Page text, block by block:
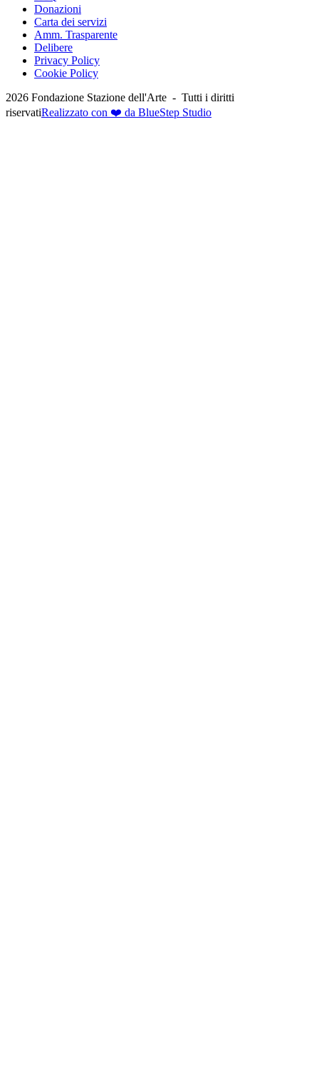
Donazioni
Carta dei servizi
Amm. Trasparente
Delibere
Privacy Policy
Cookie Policy
2026 Fondazione Stazione dell'Arte - Tutti i diritti
riservatiRealizzato con ❤️ da BlueStep Studio